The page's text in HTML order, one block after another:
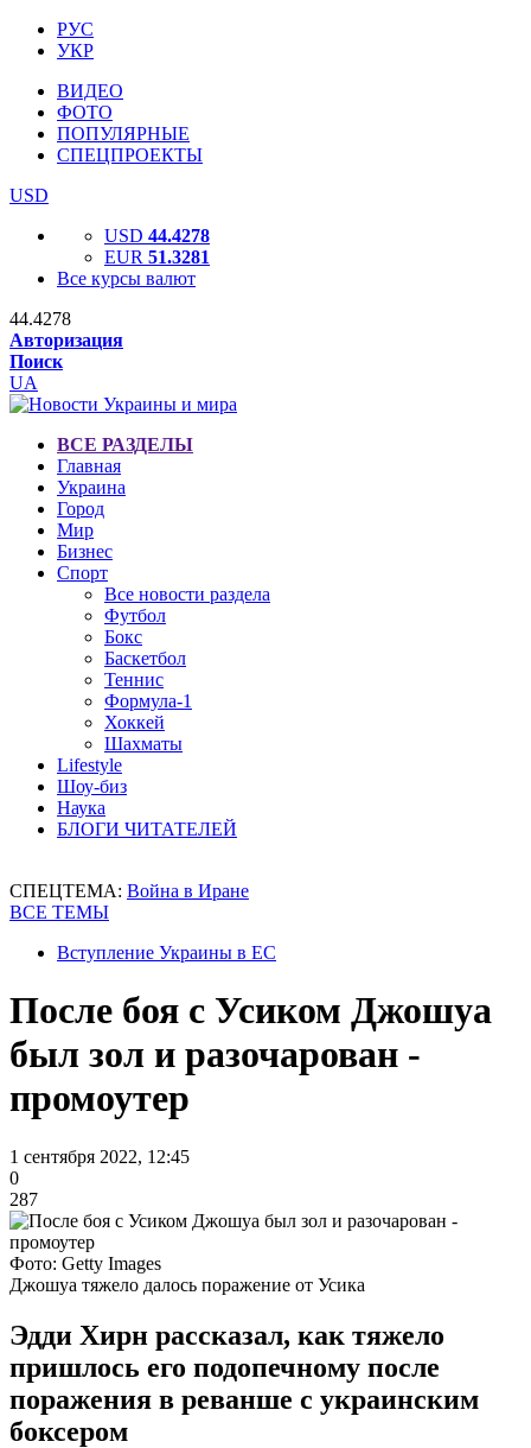
РУС
УКР
ВИДЕО
ФОТО
ПОПУЛЯРНЫЕ
СПЕЦПРОЕКТЫ
USD
USD 44.4278
EUR 51.3281
Все курсы валют
44.4278
Авторизация
Поиск
UA
ВСЕ РАЗДЕЛЫ
Главная
Украина
Город
Мир
Бизнес
Спорт
Все новости раздела
Футбол
Бокс
Баскетбол
Теннис
Формула-1
Хоккей
Шахматы
Lifestyle
Шоу-биз
Наука
БЛОГИ ЧИТАТЕЛЕЙ
СПЕЦТЕМА: Война в Иране
ВСЕ ТЕМЫ
Вступление Украины в ЕС
После боя с Усиком Джошуа
был зол и разочарован -
промоутер
1 сентября 2022, 12:45
0
287
Фото: Getty Images
Джошуа тяжело далось поражение от Усика
Эдди Хирн рассказал, как тяжело
пришлось его подопечному после
поражения в реванше с украинским
боксером